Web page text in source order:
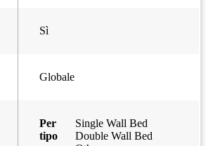
Sì
Globale
Per
tipo
Single Wall Bed
Double Wall Bed